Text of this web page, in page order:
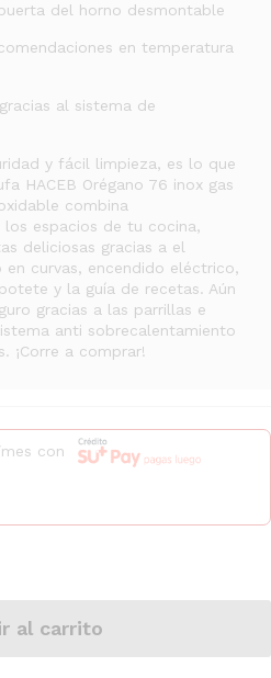
del horno desmontable
en temperatura
al sistema de
y fácil limpieza, es lo que
HACEB Orégano 76 inox gas
combina
espacios de tu cocina,
deliciosas gracias a el
curvas, encendido eléctrico,
y la guía de recetas. Aún
gracias a las parrillas e
anti sobrecalentamiento
¡Corre a comprar!
con
al carrito